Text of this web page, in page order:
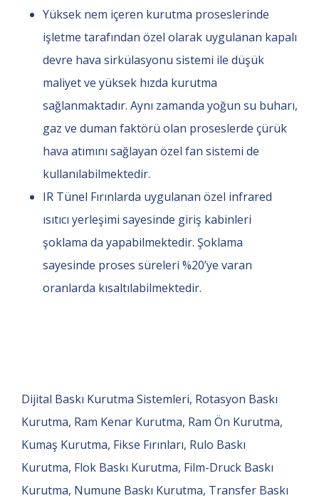
Yüksek nem içeren kurutma proseslerinde
işletme tarafından özel olarak uygulanan kapalı
devre hava sirkülasyonu sistemi ile düşük
maliyet ve yüksek hızda kurutma
sağlanmaktadır. Aynı zamanda yoğun su buharı,
gaz ve duman faktörü olan proseslerde çürük
hava atımını sağlayan özel fan sistemi de
kullanılabilmektedir.
IR Tünel Fırınlarda uygulanan özel infrared
ısıtıcı yerleşimi sayesinde giriş kabinleri
şoklama da yapabilmektedir. Şoklama
sayesinde proses süreleri %20’ye varan
oranlarda kısaltılabilmektedir.
Dijital Baskı Kurutma Sistemleri, Rotasyon Baskı
Kurutma, Ram Kenar Kurutma, Ram Ön Kurutma,
Kumaş Kurutma, Fikse Fırınları, Rulo Baskı
Kurutma, Flok Baskı Kurutma, Film-Druck Baskı
Kurutma, Numune Baskı Kurutma, Transfer Baskı